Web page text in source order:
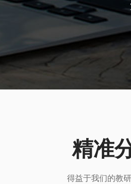
精准
得益于我们的教